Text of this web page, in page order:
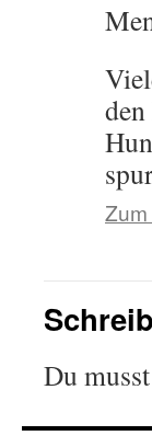
Du musst